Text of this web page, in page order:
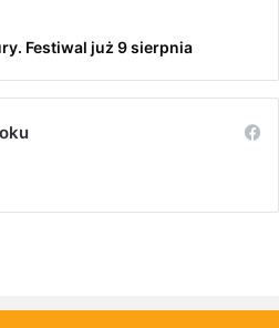
Festiwal już 9 sierpnia